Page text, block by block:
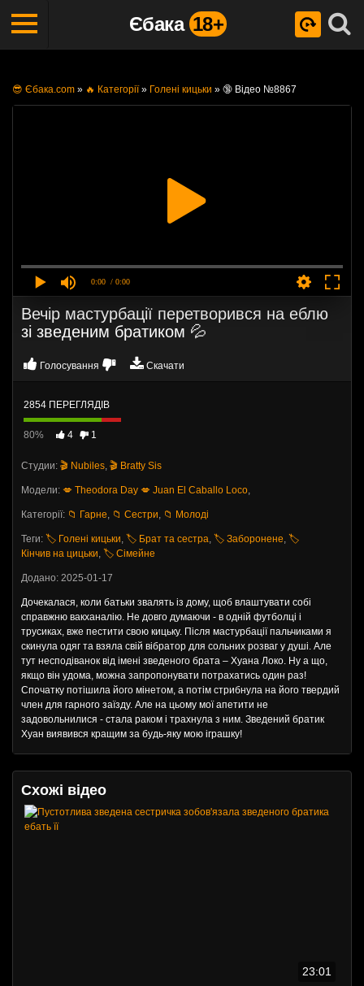
Єбака 18+
😎 Єбака.com » 🔥 Категорії» Голені кицьки » 🔞 Відео №8867
0:00 / 0:00
Вечір мастурбації перетворився на еблю
зі зведеним братиком 💦
Голосування Скачати
2854 ПЕРЕГЛЯДІВ
80% 4 1
Студии: 🎬 Nubiles, 🎬 Bratty Sis
Модели: 💋 Theodora Day 💋 Juan El Caballo Loco,
Категорії: 📁 Гарне, 📁 Сестри, 📁 Молоді
Теги: 🏷️ Голені кицьки, 🏷️ Брат та сестра, 🏷️ Заборонене, 🏷️
Кінчив на цицьки, 🏷️ Сімейне
Додано: 2025-01-17
Дочекалася, коли батьки звалять із дому, щоб влаштувати собі
справжню вакханалію. Не довго думаючи - в одній футболці і
трусиках, вже пестити свою кицьку. Після мастурбації пальчиками я
скинула одяг та взяла свій вібратор для сольних розваг у душі. Але
тут несподіванок від імені зведеного брата – Хуана Локо. Ну а що,
якщо він удома, можна запропонувати потрахатись один раз!
Спочатку потішила його мінетом, а потім стрибнула на його твердий
член для гарного заїзду. Але на цьому мої апетити не
задовольнилися - стала раком і трахнула з ним. Зведений братик
Хуан виявився кращим за будь-яку мою іграшку!
Схожі відео
23:01